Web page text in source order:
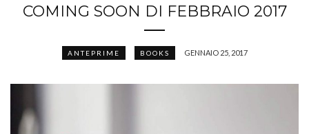
COMING SOON DI FEBBRAIO 2017
ANTEPRIME BOOKS GENNAIO 25, 2017